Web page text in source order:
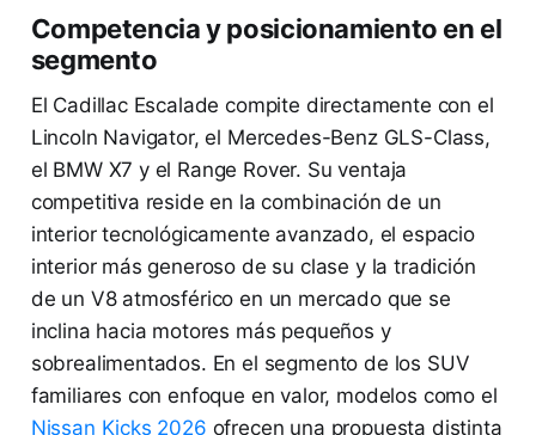
Competencia y posicionamiento en el
segmento
El Cadillac Escalade compite directamente con el
Lincoln Navigator, el Mercedes-Benz GLS-Class,
el BMW X7 y el Range Rover. Su ventaja
competitiva reside en la combinación de un
interior tecnológicamente avanzado, el espacio
interior más generoso de su clase y la tradición
de un V8 atmosférico en un mercado que se
inclina hacia motores más pequeños y
sobrealimentados. En el segmento de los SUV
familiares con enfoque en valor, modelos como el
Nissan Kicks 2026 ofrecen una propuesta distinta